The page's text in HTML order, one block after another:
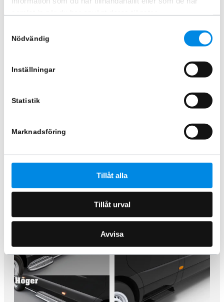
Nödvändig
Inställningar
Statistik
Marknadsföring
Tillåt alla
Tillåt urval
Avvisa
Liknande produkter
Bakre fotsteg 1200mm
3 120kr
Bakre fotsteg höger eller
ARTNR:888422
1 560
Inkl. moms
Lägg i varukorg